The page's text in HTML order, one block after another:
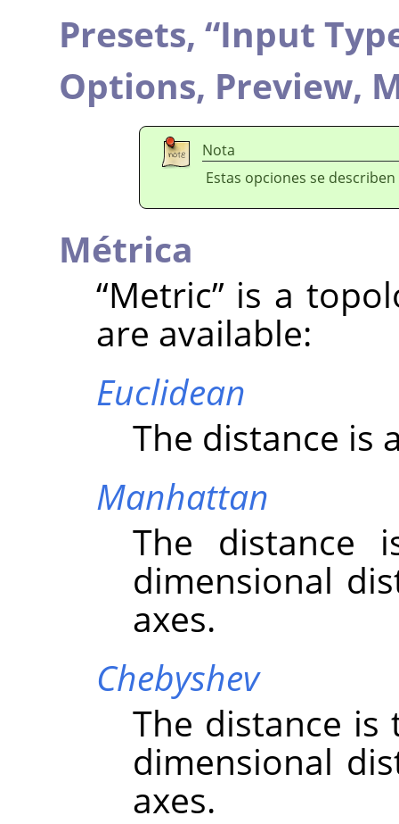
Presets, “Input
Options, Preview,
Nota
Estas opciones se
Métrica
“Metric” is a
are available:
Euclidean
The distance is
Manhattan
The distance
dimensional
axes.
Chebyshev
The distance
dimensional
axes.